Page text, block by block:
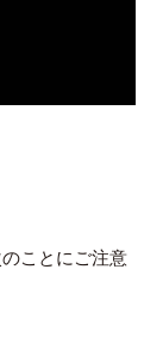
ことにご注意